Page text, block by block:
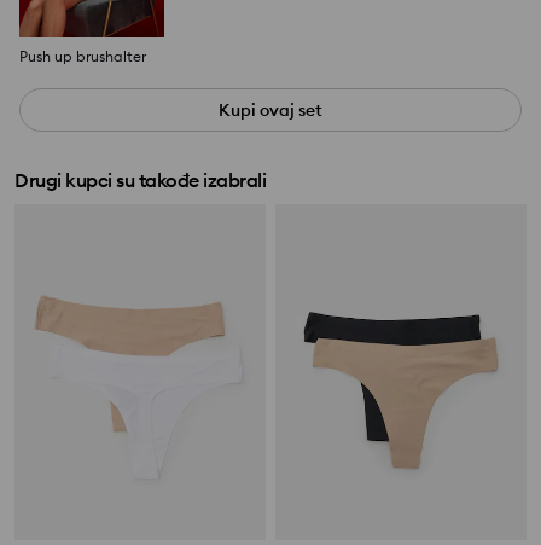
Push up brushalter
Kupi ovaj set
Drugi kupci su takođe izabrali